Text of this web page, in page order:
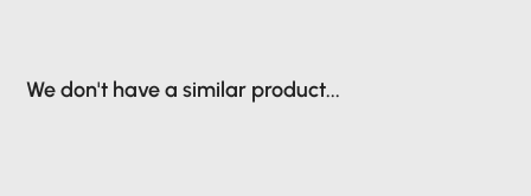
We don't have a similar product...